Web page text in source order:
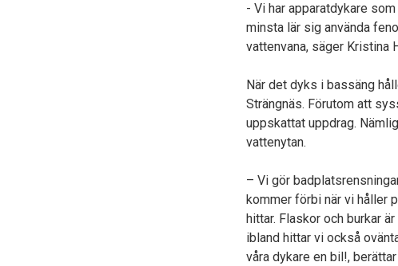
- Vi har apparatdykare
minsta lär sig använda
vattenvana, säger Kristina
När det dyks i bassäng
Strängnäs. Förutom att
uppskattat uppdrag.
vattenytan.
– Vi gör
kommer förbi när vi håller
hittar. Flaskor och burkar
ibland hittar vi också
våra dykare en bil!,